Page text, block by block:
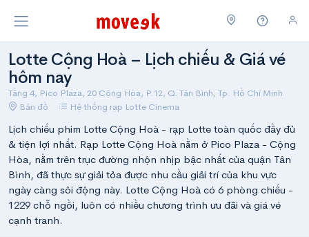
Lotte Cộng Hoà – Lịch chiếu & Giá vé
hôm nay
Tầng 4, Pico Plaza, 20 Cộng Hòa, P.12, Q. Tân Bình, Tp. Hồ Chí Minh
Bản đồ
Hệ thống rạp Lotte Cinema
Lịch chiếu phim Lotte Cộng Hoà - rạp Lotte toàn quốc đầy đủ
& tiện lợi nhất. Rạp Lotte Cộng Hoà nằm ở Pico Plaza - Cộng
Hòa, nằm trên trục đường nhộn nhịp bậc nhất của quận Tân
Bình, đã thực sự giải tỏa được nhu cầu giải trí của khu vực
ngày càng sôi động này. Lotte Cộng Hoà có 6 phòng chiếu -
1229 chỗ ngồi, luôn có nhiều chương trình ưu đãi và giá vé
cạnh tranh.